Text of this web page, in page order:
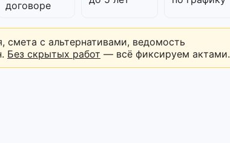
договоре
смета с альтернативами, ведомость
Без скрытых работ — всё фиксируем актами.